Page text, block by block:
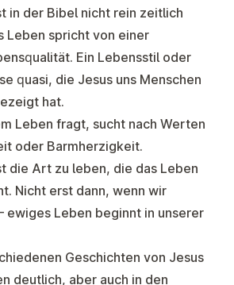
in der Bibel nicht rein zeitlich
Leben spricht von einer
Ein Lebensstil oder
quasi, die Jesus uns Menschen
hat.
Leben fragt, sucht nach Werten
oder Barmherzigkeit.
die Art zu leben, die das Leben
Nicht erst dann, wenn wir
ewiges Leben beginnt in unserer
Geschichten von Jesus
deutlich, aber auch in den